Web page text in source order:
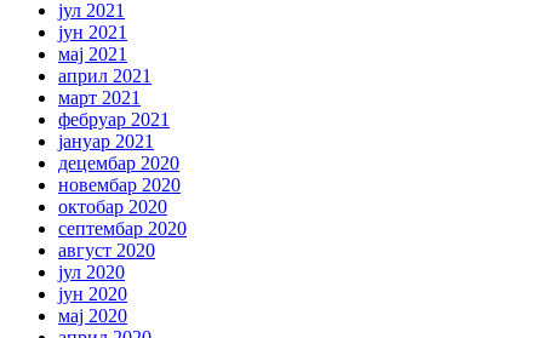
јул 2021
јун 2021
мај 2021
април 2021
март 2021
фебруар 2021
јануар 2021
децембар 2020
новембар 2020
октобар 2020
септембар 2020
август 2020
јул 2020
јун 2020
мај 2020